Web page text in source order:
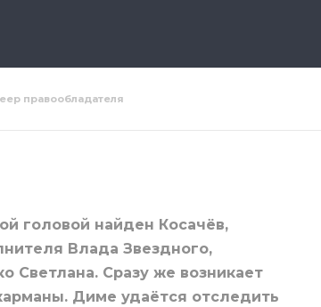
правообладателя
головой найден Косачёв,
Влада Звездного,
Светлана. Сразу же возникает
Диме удаётся отследить